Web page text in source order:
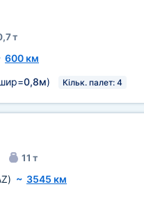
т
600 км
0,8м) Кільк. палет: 4
11 т
~ 3545 км